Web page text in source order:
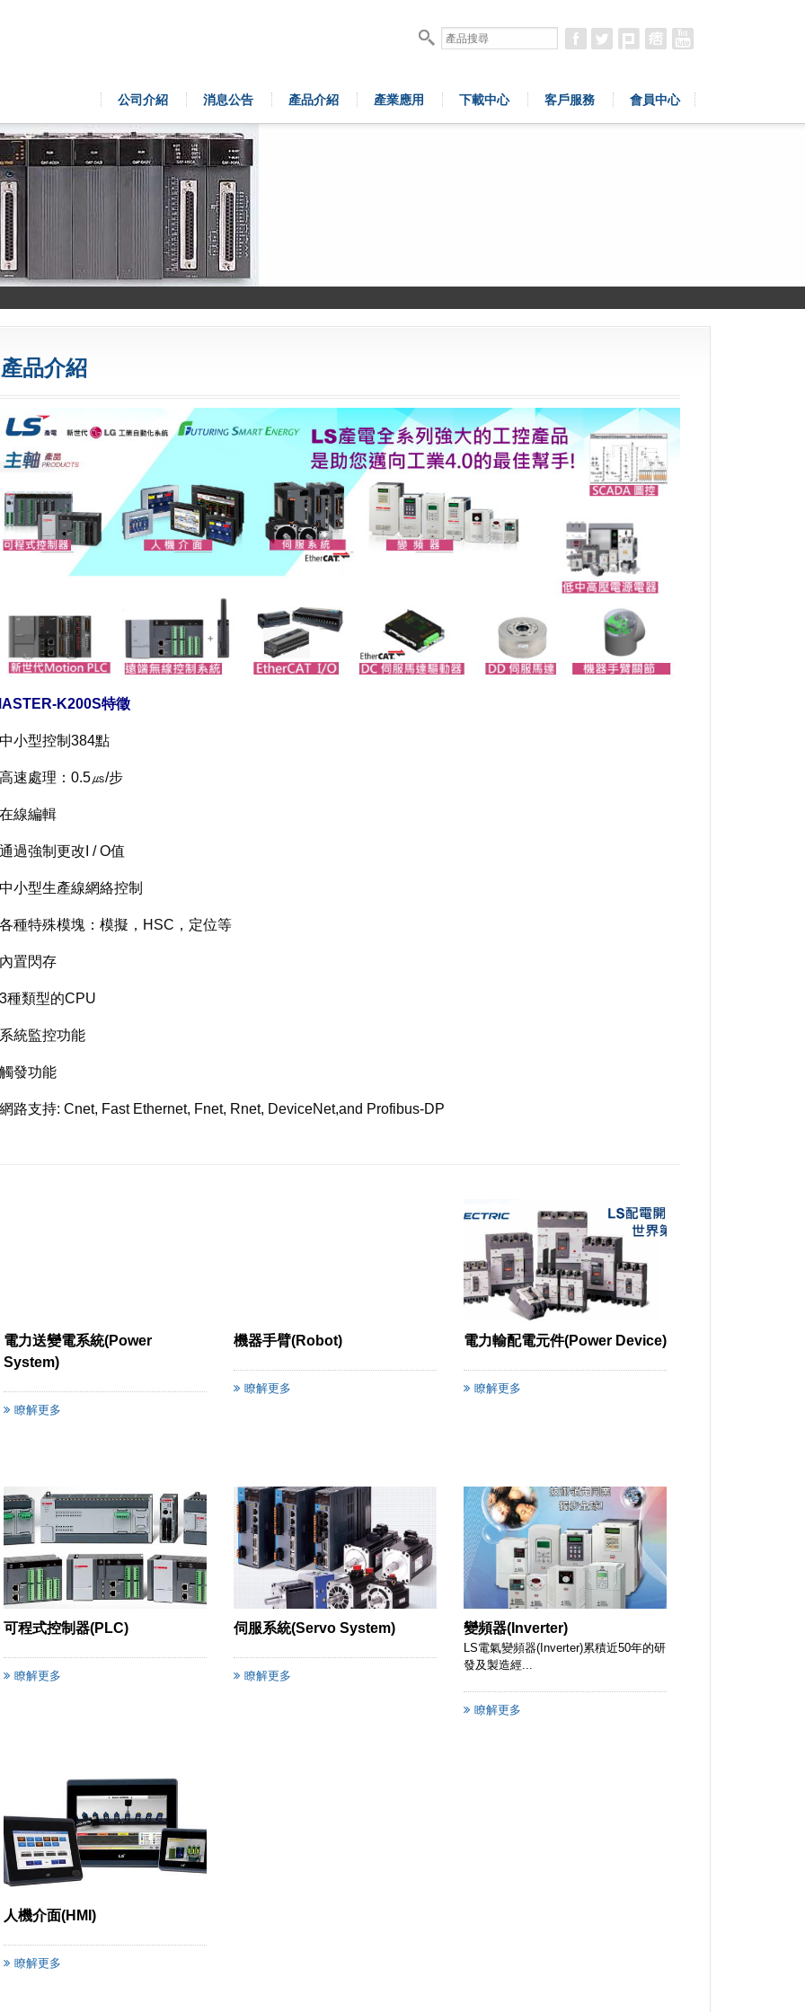
公司介紹 消息公告 產品介紹 產業應用 下載中心 客戶服務 會員中心
產品介紹
K200S特徵
小型控制384點
速處理：0.5㎲/步
線編輯
過強制更改I / O值
小型生產線網絡控制
種特殊模塊：模擬，HSC，定位等
置閃存
種類型的CPU
統監控功能
發功能
路支持: Cnet, Fast Ethernet, Fnet, Rnet, DeviceNet,and Profibus-DP
電力送變電系統(Power
System)
瞭解更多
機器手臂(Robot)
瞭解更多
電力輸配電元件(Power Device)
瞭解更多
可程式控制器(PLC)
瞭解更多
伺服系統(Servo System)
瞭解更多
變頻器(Inverter)
LS電氣變頻器(Inverter)累積近50年的研
發及製造經...
瞭解更多
人機介面(HMI)
瞭解更多